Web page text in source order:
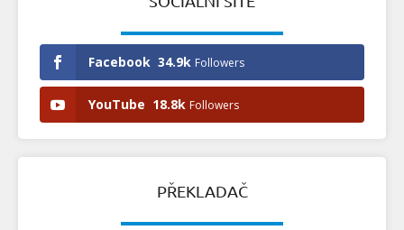
Facebook 34.9k Followers
YouTube 18.8k Followers
PŘEKLADAČ